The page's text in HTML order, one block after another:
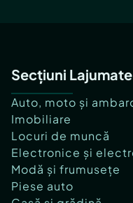
Secțiuni Lajumate
Auto, moto și
Imobiliare
Locuri de muncă
Electronice și
Modă și frumusețe
Piese auto